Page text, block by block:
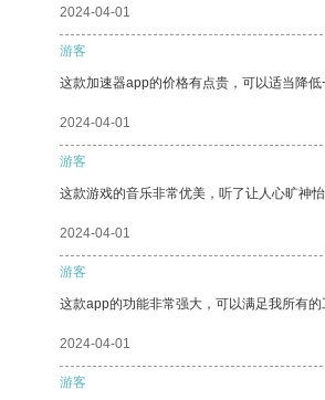
2024-04-01
游客
这款加速器app的价格有点贵，可以适当降
2024-04-01
游客
这款游戏的音乐非常优美，听了让人心旷神怡
2024-04-01
游客
这款app的功能非常强大，可以满足我所有
2024-04-01
游客